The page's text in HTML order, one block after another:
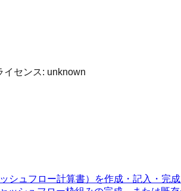
イセンス: unknown
シュフロー計算書）を作成・記入・完